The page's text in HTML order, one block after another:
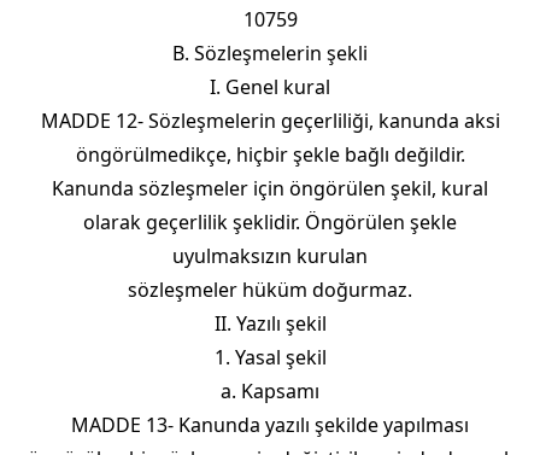
10759
B. Sözleşmelerin şekli
I. Genel kural
MADDE 12- Sözleşmelerin geçerliliği, kanunda aksi
öngörülmedikçe, hiçbir şekle bağlı değildir.
Kanunda sözleşmeler için öngörülen şekil, kural
olarak geçerlilik şeklidir. Öngörülen şekle
uyulmaksızın kurulan
sözleşmeler hüküm doğurmaz.
II. Yazılı şekil
1. Yasal şekil
a. Kapsamı
MADDE 13- Kanunda yazılı şekilde yapılması